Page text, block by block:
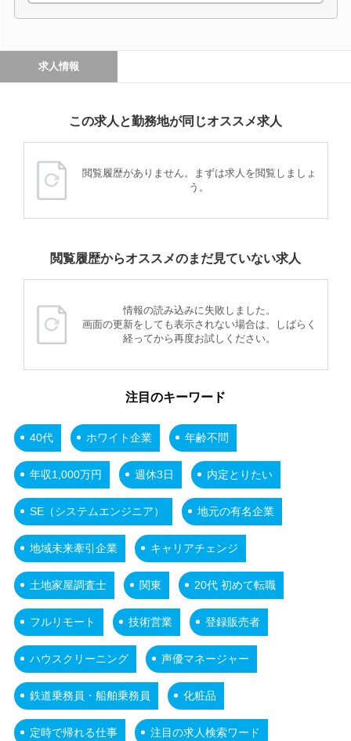
求人情報
この求人と勤務地が同じオススメ求人
閲覧履歴がありません。まずは求人を閲覧しましょ
う。
閲覧履歴からオススメのまだ見ていない求人
情報の読み込みに失敗しました。
画面の更新をしても表示されない場合は、しばらく
経ってから再度お試しください。
注目のキーワード
40代 ホワイト企業 年齢不問
年収1,000万円 週休3日 内定とりたい
SE（システムエンジニア） 地元の有名企業
地域未来牽引企業 キャリアチェンジ
土地家屋調査士 関東 20代 初めて転職
フルリモート 技術営業 登録販売者
ハウスクリーニング 声優マネージャー
鉄道乗務員・船舶乗務員 化粧品
定時で帰れる仕事 注目の求人検索ワード